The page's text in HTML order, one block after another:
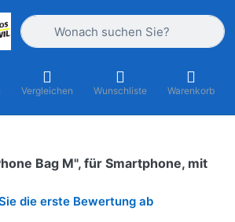
Geben Sie einen Suchbegriff ein.
Vergleichen Wunschliste Warenkorb
Bag M", für Smartphone, mit
die erste Bewertung ab